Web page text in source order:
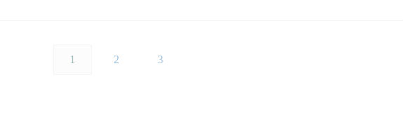
1 2 3